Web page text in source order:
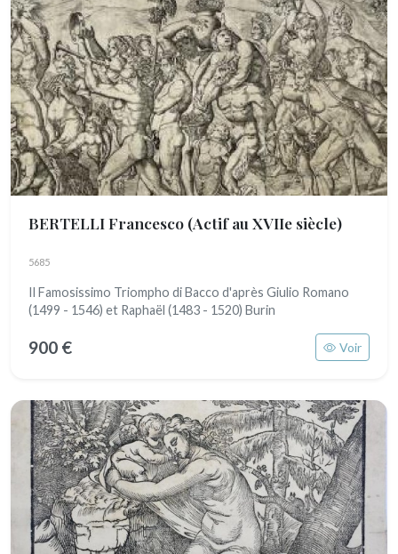
BERTELLI Francesco (Actif au XVIIe siècle)
5685
Il Famosissimo Triompho di Bacco d'après Giulio Romano
(1499 - 1546) et Raphaël (1483 - 1520) Burin
900 € Voir